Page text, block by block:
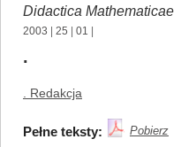
Didactica Mathematicae
2003 25 01
.
. Redakcja
Pełne teksty: Pobierz